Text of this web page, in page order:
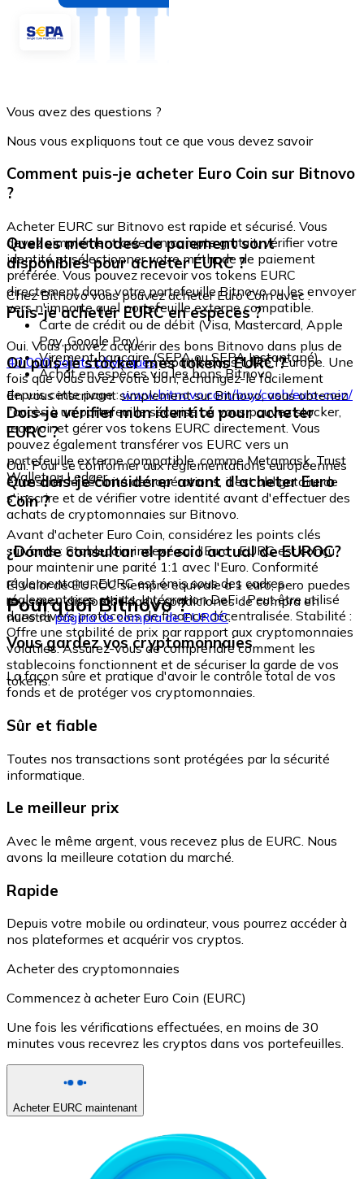
Vous avez des questions ?
Nous vous expliquons tout ce que vous devez savoir
Comment puis-je acheter Euro Coin sur Bitnovo
?
Acheter EURC sur Bitnovo est rapide et sécurisé. Vous
devez simplement créer un compte gratuit, vérifier votre
identité et sélectionner votre méthode de paiement
préférée. Vous pouvez recevoir vos tokens EURC
directement dans votre portefeuille Bitnovo ou les envoyer
vers n'importe quel portefeuille externe compatible.
Quelles méthodes de paiement sont
disponibles pour acheter EURC ?
Chez Bitnovo vous pouvez acheter Euro Coin avec :
Carte de crédit ou de débit (Visa, Mastercard, Apple
Pay, Google Pay)
Virement bancaire (SEPA ou SEPA Instantané)
Achat en espèces via les bons Bitnovo
Puis-je acheter EURC en espèces ?
Oui. Vous pouvez acquérir des bons Bitnovo dans plus de
40 000 points physiquesrépartis dans toute l'Europe. Une
fois que vous avez votre bon, échangez-le facilement
depuis cette page :www.bitnovo.com/buy/cash/euro-coin/
Où puis-je stocker mes tokens EURC ?
En vous inscrivant simplement sur Bitnovo, vous obtenez
l'accès à un portefeuille sécurisé où vous pouvez stocker,
recevoir et gérer vos tokens EURC directement. Vous
pouvez également transférer vos EURC vers un
portefeuille externe compatible, comme Metamask, Trust
Wallet ou Ledger.
Dois-je vérifier mon identité pour acheter
EURC ?
Oui. Pour se conformer aux réglementations européennes
et assurer la sécurité des opérations, il est obligatoire de
s'inscrire et de vérifier votre identité avant d'effectuer des
achats de cryptomonnaies sur Bitnovo.
Que dois-je considérer avant d'acheter Euro
Coin ?
Avant d'acheter Euro Coin, considérez les points clés
suivants : Stablecoin indexé sur l'Euro : EURC est conçu
pour maintenir une parité 1:1 avec l'Euro. Conformité
réglementaire : EURC est émis sous des cadres
réglementaires stricts. Intégration DeFi : Peut être utilisé
dans divers protocoles de finance décentralisée. Stabilité :
Offre une stabilité de prix par rapport aux cryptomonnaies
volatiles. Assurez-vous de comprendre comment les
stablecoins fonctionnent et de sécuriser la garde de vos
tokens.
¿Dónde consultar el precio actual de EUROC?
El valor de EUROC siempre equivale a 1 euro, pero puedes
revisar su disponibilidad y condiciones de compra en
nuestrapágina de compra de EUROC.
Pourquoi Bitnovo ?
Vous gardez vos cryptomonnaies
La façon sûre et pratique d'avoir le contrôle total de vos
fonds et de protéger vos cryptomonnaies.
Sûr et fiable
Toutes nos transactions sont protégées par la sécurité
informatique.
Le meilleur prix
Avec le même argent, vous recevez plus de EURC. Nous
avons la meilleure cotation du marché.
Rapide
Depuis votre mobile ou ordinateur, vous pourrez accéder à
nos plateformes et acquérir vos cryptos.
Acheter des cryptomonnaies
Commencez à acheter Euro Coin (EURC)
Une fois les vérifications effectuées, en moins de 30
minutes vous recevrez les cryptos dans vos portefeuilles.
Acheter EURC maintenant